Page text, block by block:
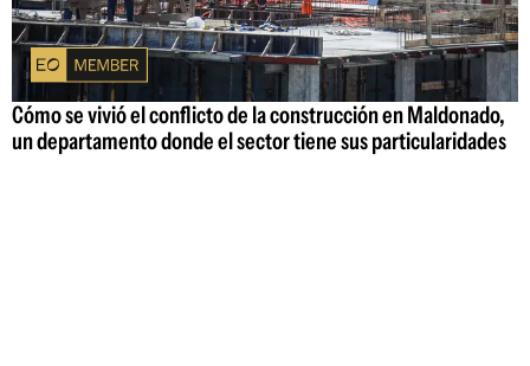
Cómo se vivió el conflicto de la construcción en Maldonado,
un departamento donde el sector tiene sus particularidades